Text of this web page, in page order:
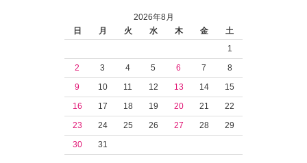
2026年8月
日
月 火 水 木 金
土
1
2
3 4 5 6 7
8
9
10 11 12 13 14
15
16
17 18 19 20 21
22
23
24 25 26 27 28
29
30
31